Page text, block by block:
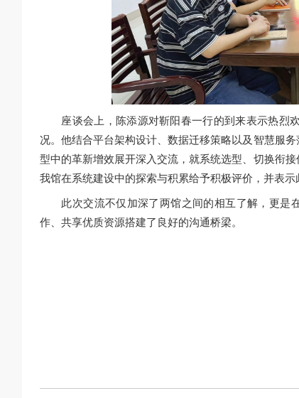
座谈会上，陈添源对靳阳春一行的到来表示热烈
况。他结合平台架构设计、数据迁移策略以及智慧服
型中的革新增效展开深入交流，就系统选型、切换衔
我馆在系统建设中的探索与积累给予积极评价，并表
此次交流不仅加深了两馆之间的相互了解，更是
作、共享优质资源搭建了良好的沟通桥梁。